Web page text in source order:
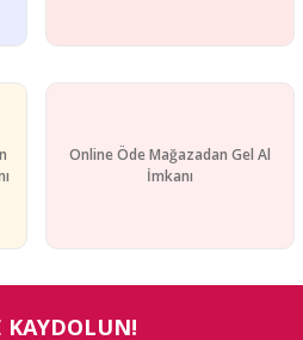
Online Öde Mağazadan Gel Al
İmkanı
KAYDOLUN!